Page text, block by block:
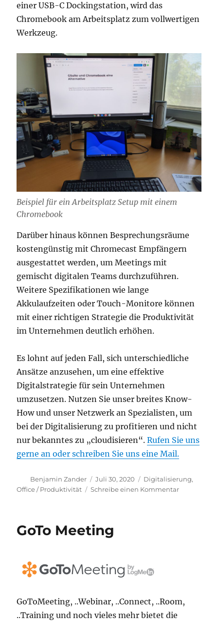
einer USB-C Dockingstation, wird das
Chromebook am Arbeitsplatz zum vollwertigen
Werkzeug.
Beispiel für ein Arbeitsplatz Setup mit einem
Chromebook
Darüber hinaus können Besprechungsräume
kostengünstig mit Chromecast Empfängern
ausgestattet werden, um Meetings mit
gemischt digitalen Teams durchzuführen.
Weitere Spezifikationen wie lange
Akkulaufzeiten oder Touch-Monitore können
mit einer richtigen Strategie die Produktivität
im Unternehmen deutlich erhöhen.
Es lohnt auf jeden Fall, sich unterschiedliche
Ansätze anzusehen, um eine effektive
Digitalstrategie für sein Unternehmen
umzusetzen. Nutzen Sie unser breites Know-
How und unser Netzwerk an Spezialisten, um
bei der Digitalisierung zu profitieren und nicht
nur bekanntes zu „cloudisieren“.Rufen Sie uns
gerne an oder schreiben Sie uns eine Mail.
Autor
Benjamin Zander
Veröffentlicht
am
Juli 30, 2020 Kategorien
Digitalisierung,
Office / Produktivität
Schreibe einen Kommentarzu
GoTo Meeting
GoToMeeting, ..Webinar, ..Connect, ..Room,
..Training und noch vieles mehr bietet die